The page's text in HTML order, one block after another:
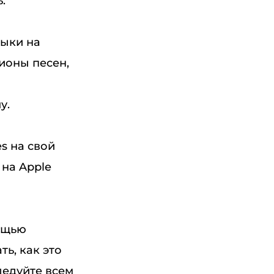
на
песен,
на свой
Apple
как это
всем